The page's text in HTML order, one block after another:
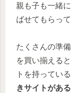
親も子も一緒
ばせてもらって
たくさんの準
を買い揃える
トを持っている
きサイトがあ